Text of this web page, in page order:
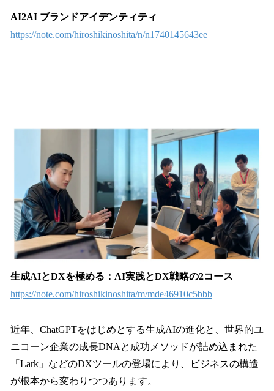
AI2AI ブランドアイデンティティ
https://note.com/hiroshikinoshita/n/n1740145643ee
生成AIとDXを極める：AI実践とDX戦略の2コース
https://note.com/hiroshikinoshita/m/mde46910c5bbb
近年、ChatGPTをはじめとする生成AIの進化と、世界的ユ
ニコーン企業の成長DNAと成功メソッドが詰め込まれた
「Lark」などのDXツールの登場により、ビジネスの構造
が根本から変わりつつあります。